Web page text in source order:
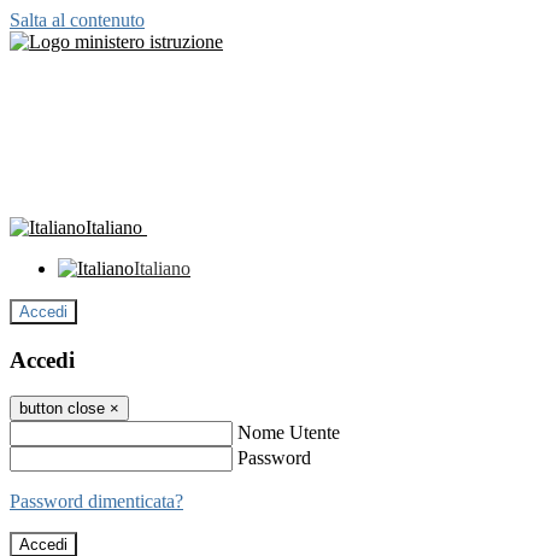
Salta al contenuto
Italiano
Italiano
Accedi
Accedi
button close ×
Nome Utente
Password
Password dimenticata?